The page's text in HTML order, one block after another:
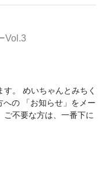
Vol.3
。 めいちゃんとみちく
への 「お知らせ」をメー
ご不要な方は、一番下に